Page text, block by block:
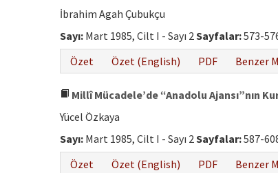
İbrahim Agah Çubukçu
Sayı: Mart 1985, Cilt I - Sayı 2Sayfalar:573-
Özet
Özet (English) PDF Benzer
Millî Mücadele’de “Anadolu Ajansı”nın
Yücel Özkaya
Sayı: Mart 1985, Cilt I - Sayı 2Sayfalar:587-
Özet
Özet (English) PDF Benzer